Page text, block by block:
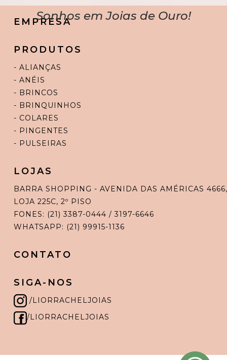
Sonhos em Joias de Ouro!
EMPRESA
PRODUTOS
- ALIANÇAS
- ANÉIS
- BRINCOS
- BRINQUINHOS
- COLARES
- PINGENTES
- PULSEIRAS
LOJAS
BARRA SHOPPING - AVENIDA DAS AMÉRICAS 4666,
LOJA 225C, 2º PISO
FONES: (21) 3387-0444 / 3197-6646
WHATSAPP: (21) 99915-1136
CONTATO
SIGA-NOS
/LIORRACHELJOIAS
/LIORRACHELJOIAS